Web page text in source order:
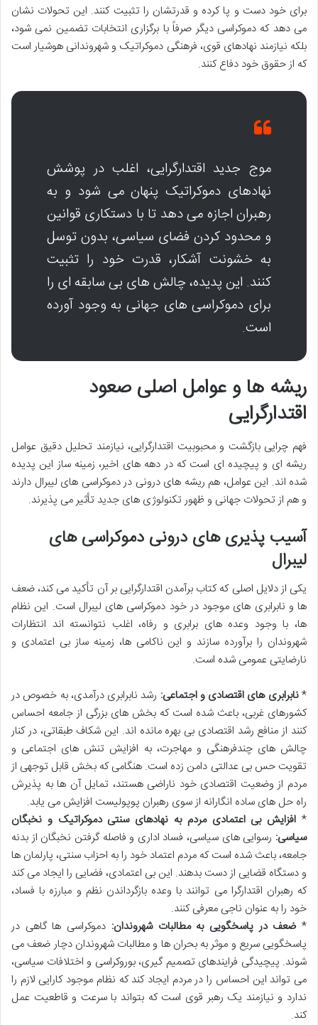
برای خود دست و پا کرده و قدرتشان را تثبیت کنند. این تحولات نشان
می دهد که دموکراسی دیگر صرفاً با برگزاری انتخابات تضمین نمی شود،
بلکه نیازمند نهادهای قوی، فرهنگی دموکراتیک و شهروندانی هوشیار است
که از حقوق خود دفاع کنند.
موج جدید اقتدارگرایی، اغلب در پوشش
نهادهای دموکراتیک پنهان می شود و به
رهبران اجازه می دهد تا با دستکاری قوانین
و محدود کردن فضای سیاسی، بدون توسل
به خشونت آشکار، قدرت خود را تثبیت
کنند. این پدیده، چالش های بی سابقه ای را
برای دموکراسی های جهانی به وجود آورده
است.
ریشه ها و عوامل اصلی صعود
اقتدارگرایی
فهم چرایی بازگشت و محبوبیت اقتدارگرایی، نیازمند تحلیل دقیق عوامل
ریشه ای و پیچیده ای است که در دهه های اخیر، زمینه ساز این پدیده
شده اند. این عوامل، هم ریشه های درونی در دموکراسی های لیبرال دارند
و هم از تحولات جهانی و ظهور تکنولوژی های جدید تأثیر می پذیرند.
آسیب پذیری های درونی دموکراسی های
لیبرال
یکی از دلایل اصلی که کتاب برآمدن اقتدارگرایی بر آن تأکید می کند، ضعف
ها و نابرابری های موجود در خود دموکراسی های لیبرال است. این نظام
ها، با وجود وعده های برابری و رفاه، اغلب نتوانسته اند انتظارات
شهروندان را برآورده سازند و این ناکامی ها، زمینه ساز بی اعتمادی و
نارضایتی عمومی شده است.
*نابرابری های اقتصادی و اجتماعی: رشد نابرابری درآمدی، به خصوص در
کشورهای غربی، باعث شده است که بخش های بزرگی از جامعه احساس
کنند از منافع رشد اقتصادی بی بهره مانده اند. این شکاف طبقاتی، در کنار
چالش های چندفرهنگی و مهاجرت، به افزایش تنش های اجتماعی و
تقویت حس بی عدالتی دامن زده است. هنگامی که بخش قابل توجهی از
مردم از وضعیت اقتصادی خود ناراضی هستند، تمایل آن ها به پذیرش
راه حل های ساده انگارانه از سوی رهبران پوپولیست افزایش می یابد.
* افزایش بی اعتمادی مردم به نهادهای سنتی دموکراتیک و نخبگان
سیاسی: رسوایی های سیاسی، فساد اداری و فاصله گرفتن نخبگان از بدنه
جامعه، باعث شده است که مردم اعتماد خود را به احزاب سنتی، پارلمان ها
و دستگاه قضایی از دست بدهند. این بی اعتمادی، فضایی را ایجاد می کند
که رهبران اقتدارگرا می توانند با وعده بازگرداندن نظم و مبارزه با فساد،
خود را به عنوان ناجی معرفی کنند.
* ضعف در پاسخگویی به مطالبات شهروندان: دموکراسی ها گاهی در
پاسخگویی سریع و موثر به بحران ها و مطالبات شهروندان دچار ضعف می
شوند. پیچیدگی فرایندهای تصمیم گیری، بوروکراسی و اختلافات سیاسی،
می تواند این احساس را در مردم ایجاد کند که نظام موجود کارایی لازم را
ندارد و نیازمند یک رهبر قوی است که بتواند با سرعت و قاطعیت عمل
کند.